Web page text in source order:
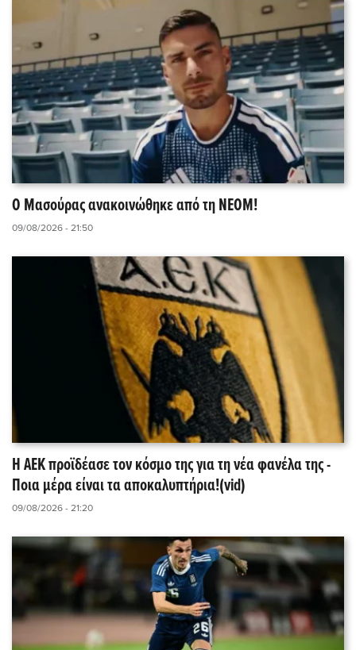
O Μασούρας ανακοινώθηκε από τη ΝΕΟΜ!
09/08/2026 - 21:50
Η ΑΕΚ προϊδέασε τον κόσμο της για τη νέα φανέλα της -
Ποια μέρα είναι τα αποκαλυπτήρια!(vid)
09/08/2026 - 21:20